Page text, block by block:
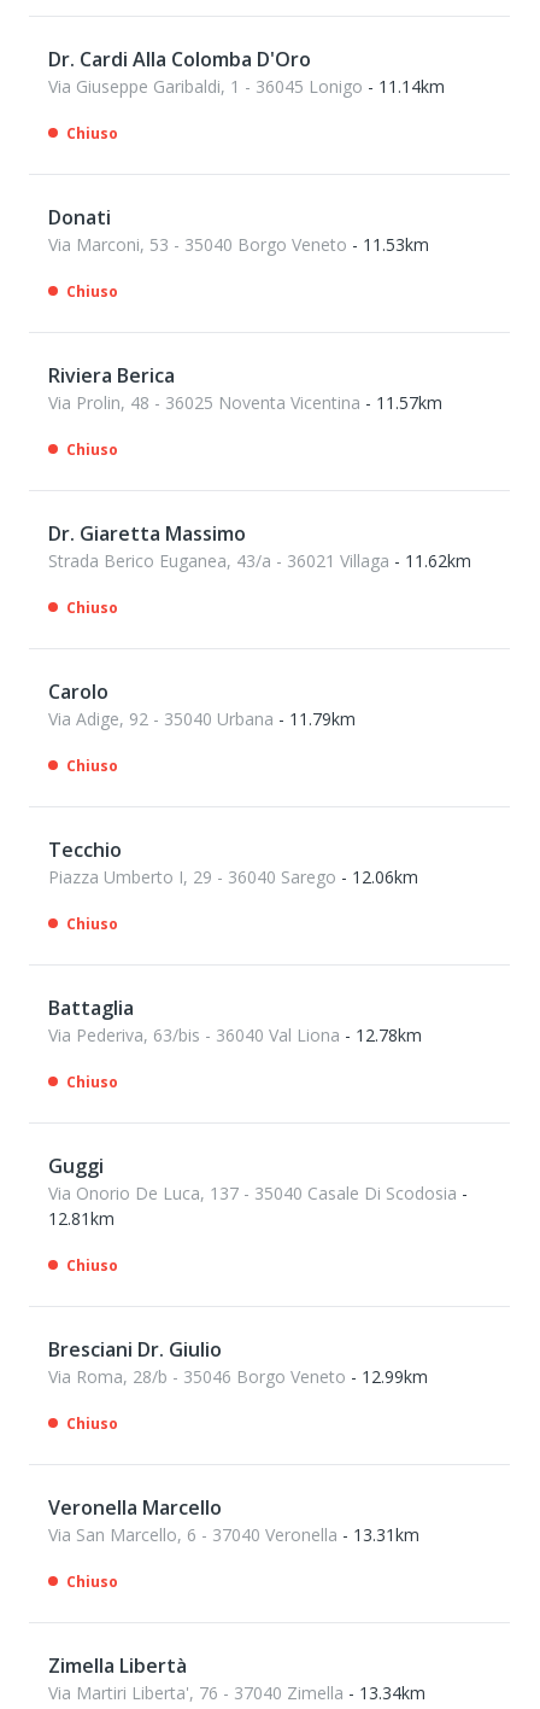
Dr. Cardi Alla Colomba D'Oro
Via Giuseppe Garibaldi, 1 - 36045 Lonigo - 11.14km
Chiuso
Donati
Via Marconi, 53 - 35040 Borgo Veneto - 11.53km
Chiuso
Riviera Berica
Via Prolin, 48 - 36025 Noventa Vicentina - 11.57km
Chiuso
Dr. Giaretta Massimo
Strada Berico Euganea, 43/a - 36021 Villaga - 11.62km
Chiuso
Carolo
Via Adige, 92 - 35040 Urbana - 11.79km
Chiuso
Tecchio
Piazza Umberto I, 29 - 36040 Sarego - 12.06km
Chiuso
Battaglia
Via Pederiva, 63/bis - 36040 Val Liona - 12.78km
Chiuso
Guggi
Via Onorio De Luca, 137 - 35040 Casale Di Scodosia -
12.81km
Chiuso
Bresciani Dr. Giulio
Via Roma, 28/b - 35046 Borgo Veneto - 12.99km
Chiuso
Veronella Marcello
Via San Marcello, 6 - 37040 Veronella - 13.31km
Chiuso
Zimella Libertà
Via Martiri Liberta', 76 - 37040 Zimella - 13.34km